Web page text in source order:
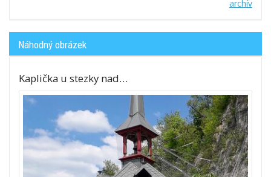
archív
Náhodný obrázek
Kaplička u stezky nad…